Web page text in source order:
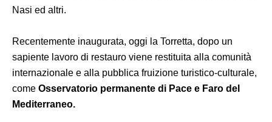
Nasi ed altri.
Recentemente inaugurata, oggi la Torretta, dopo un
sapiente lavoro di restauro viene restituita alla comunità
internazionale e alla pubblica fruizione turistico-culturale,
come Osservatorio permanente di Pace e Faro del
Mediterraneo.